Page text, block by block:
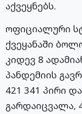
აქვეყნებს.
ოფიციალური
ქვეყანაში
კიდევ 8
პანდემიის
421 341 პირი
გარდაიცვალა,